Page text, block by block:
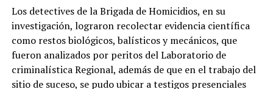
Los detectives de la Brigada de Homicidios, en su
investigación, lograron recolectar evidencia científica
como restos biológicos, balísticos y mecánicos, que
fueron analizados por peritos del Laboratorio de
criminalística Regional, además de que en el trabajo del
sitio de suceso, se pudo ubicar a testigos presenciales